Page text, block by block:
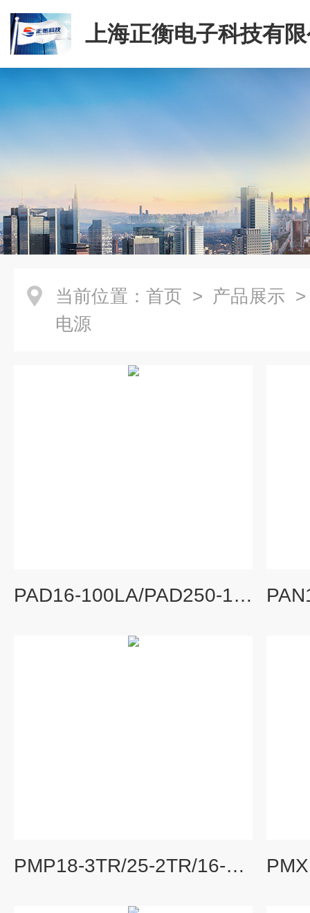
上海正衡电子科技有
当前位置： 首页 > 产品展示
电源
PAD16-100LA/PAD250-15LAKIKUSUI PAD-LA系列可变直流稳压电源
PMP18-3TR/25-2TR/16-1QUKIKUSUI多通道直流电源PMP系列